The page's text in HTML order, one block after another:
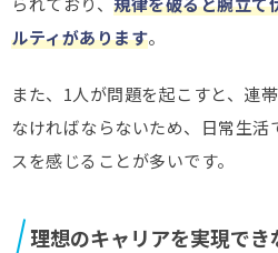
ルティがあります。
また、1人が問題を起こすと、連
なければならないため、日常生
スを感じることが多いです。
理想のキャリアを実現でき